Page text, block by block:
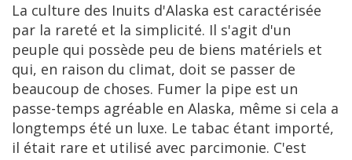
La culture des Inuits d'Alaska est caractérisée
par la rareté et la simplicité. Il s'agit d'un
peuple qui possède peu de biens matériels et
qui, en raison du climat, doit se passer de
beaucoup de choses. Fumer la pipe est un
passe-temps agréable en Alaska, même si cela a
longtemps été un luxe. Le tabac étant importé,
il était rare et utilisé avec parcimonie. C'est